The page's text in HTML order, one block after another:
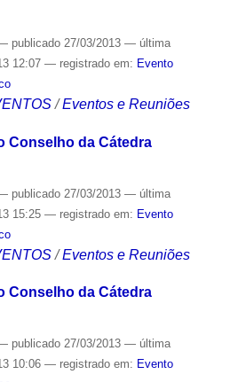
publicado27/03/2013 — última
12:07 — registrado em: Evento
/Eventos e Reuniões
Conselho da Cátedra
publicado27/03/2013 — última
15:25 — registrado em: Evento
/Eventos e Reuniões
Conselho da Cátedra
publicado27/03/2013 — última
10:06 — registrado em: Evento